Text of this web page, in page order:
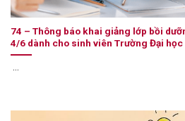
74 – Thông báo khai giảng lớp bồi
4/6 dành cho sinh viên Trường Đại học
...